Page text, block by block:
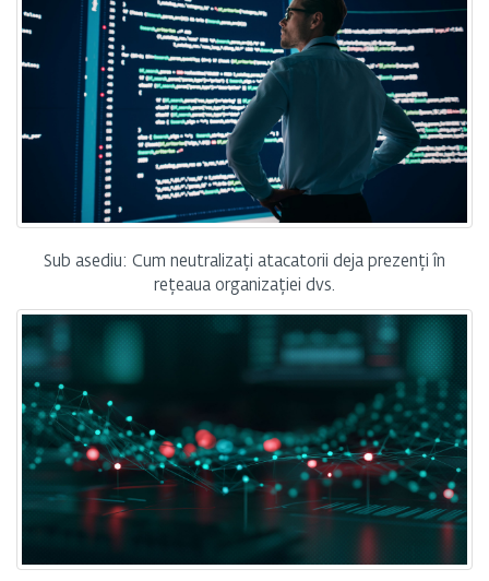
Sub asediu: Cum neutralizați atacatorii deja prezenți în
rețeaua organizației dvs.